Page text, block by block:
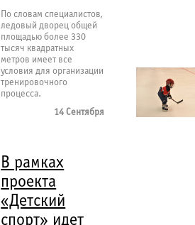
По словам специалистов,
ледовый дворец общей
площадью более 330
тысяч квадратных
метров имеет все
условия для организации
тренировочного
процесса.
14 Сентября
В рамках
проекта
«Детский
спорт» идет